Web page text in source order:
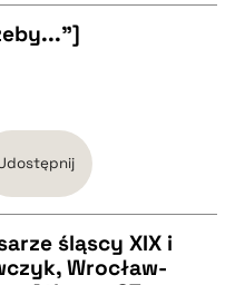
śląscy XIX i
Wrocław-